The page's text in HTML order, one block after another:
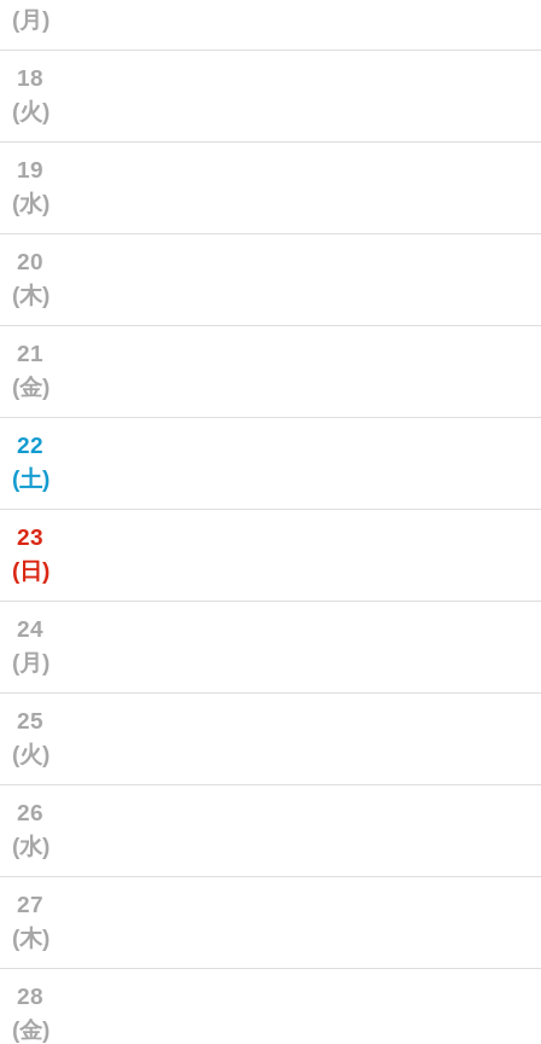
(月)
18
(火)
19
(水)
20
(木)
21
(金)
22
(土)
23
(日)
24
(月)
25
(火)
26
(水)
27
(木)
28
(金)